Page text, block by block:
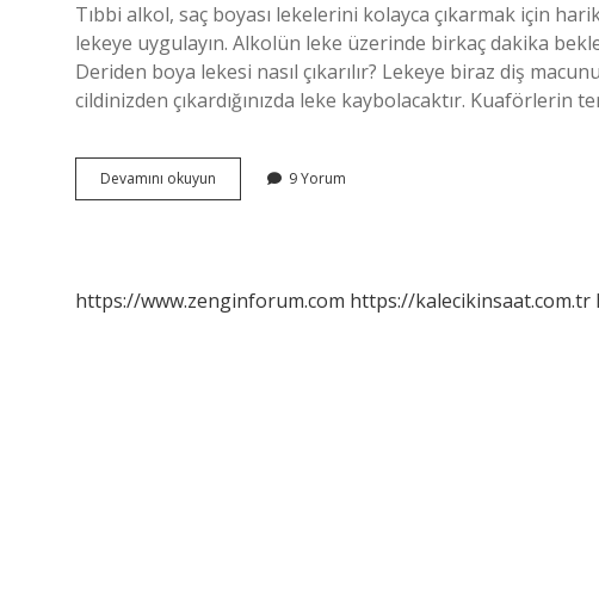
Tıbbi alkol, saç boyası lekelerini kolayca çıkarmak için
lekeye uygulayın. Alkolün leke üzerinde birkaç dakika
Deriden boya lekesi nasıl çıkarılır? Lekeye biraz diş
cildinizden çıkardığınızda leke kaybolacaktır. Kuaförlerin
Devamını okuyun
Boyası
9 Yorum
https://www.zenginforum.com https://kalecikinsaat.com.tr